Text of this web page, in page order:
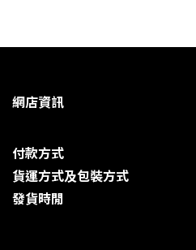
網店資訊
付款方式
貨運方式及包裝方式
發貨時閒